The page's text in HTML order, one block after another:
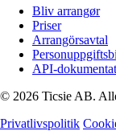
Bliv arrangør
Priser
Arrangörsavtal
API-
© 2026 Ticsie AB.
Privatlivspolitik